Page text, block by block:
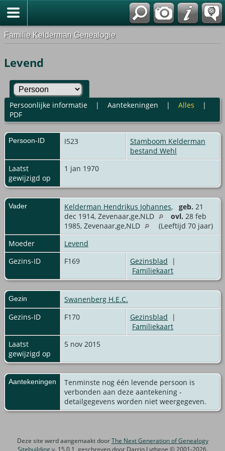
Familie Kelderman Genealogie
Levend
Persoonlijke informatie| Aantekeningen | Alles |
PDF
Persoon-ID I523
Stamboom Kelderman
bestand Wehl
Laatst
gewijzigd op
1 jan 1970
Vader Kelderman Hendrikus Johannes, geb. 21
dec 1914, Zevenaar,ge,NLD
ovl. 28 feb
1985, Zevenaar,ge,NLD
(Leeftijd 70 jaar)
Moeder
Levend
Gezins-ID
F169 Gezinsblad |
Familiekaart
Gezin
Swanenberg H.E.C.
Gezins-ID
F170 Gezinsblad |
Familiekaart
Laatst
gewijzigd op
5 nov 2015
Aantekeningen
Tenminste nog één levende persoon is
verbonden aan deze aantekening -
detailgegevens worden niet weergegeven.
Deze site werd aangemaakt doorThe Next Generation of Genealogy
Sitebuildingv. 15.0.1, geschreven door Darrin Lythgoe © 2001-2026.